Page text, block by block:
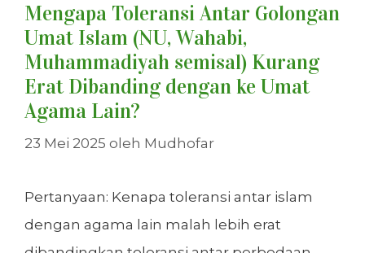
Mengapa Toleransi Antar Golongan
Umat Islam (NU, Wahabi,
Muhammadiyah semisal) Kurang
Erat Dibanding dengan ke Umat
Agama Lain?
23 Mei 2025 oleh Mudhofar
Pertanyaan: Kenapa toleransi antar islam
dengan agama lain malah lebih erat